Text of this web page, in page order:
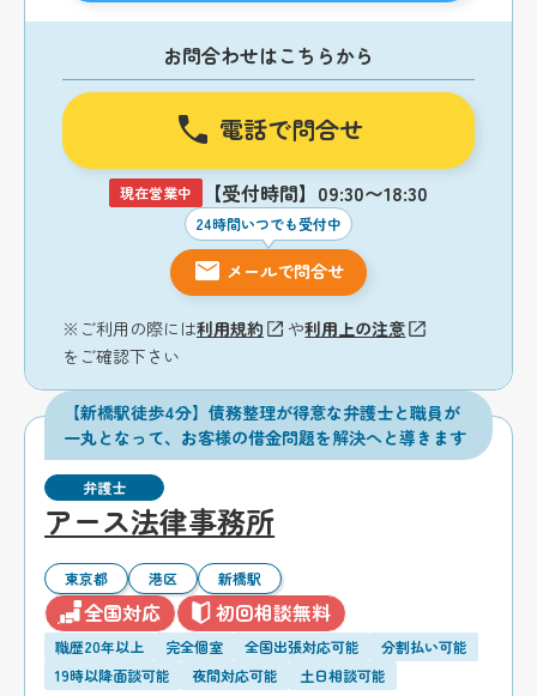
お問合わせはこちらから
電話で問合せ
現在営業中 【受付時間】09:30〜18:30
24時間いつでも受付中
メールで問合せ
※ご利用の際には利用規約 や利用上の注意
をご確認下さい
【新橋駅徒歩4分】債務整理が得意な弁護士と職員が
一丸となって、お客様の借金問題を解決へと導きます
弁護士
アース法律事務所
東京都 港区 新橋駅
全国対応 初回相談無料
職歴20年以上 完全個室 全国出張対応可能
分割払い可能
19時以降面談可能
夜間対応可能 土日相談可能